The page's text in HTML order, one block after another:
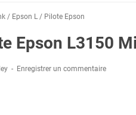
/ Epson L / Pilote Epson
Epson L3150
Enregistrer un commentaire